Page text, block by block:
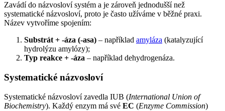
Zavádí do názvosloví systém a je zároveň jednodušší než
systematické názvosloví, proto je často užíváme v běžné praxi.
Název vytvoříme spojením:
Substrát + -áza (-asa) – například amyláza (katalyzující
hydrolýzu amylózy);
Typ reakce + -áza – například dehydrogenáza.
Systematické názvosloví
Systematické názvosloví zavedla IUB (International Union of
Biochemistry). Každý enzym má své EC (Enzyme Commission)